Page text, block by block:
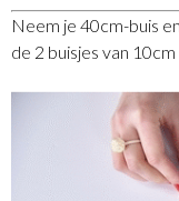
Neem je 40cm-buis
de 2 buisjes van 10cm